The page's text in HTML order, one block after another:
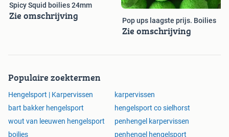
Spicy Squid boilies 24mm
Zie omschrijving Pop ups laagste prijs. Boilies
Zie omschrijving
Populaire zoektermen
Hengelsport | Karpervissen
karpervissen
bart bakker hengelsport
hengelsport co sielhorst
wout van leeuwen hengelsport
penhengel karpervissen
boilies
penhengel hengelsport